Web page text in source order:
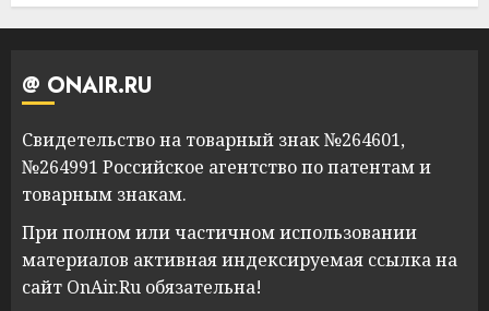
@ ONAIR.RU
Свидетельство на товарный знак №264601,
№264991 Российское агентство по патентам и
товарным знакам.
При полном или частичном использовании
материалов активная индексируемая ссылка на
сайт OnAir.Ru обязательна!